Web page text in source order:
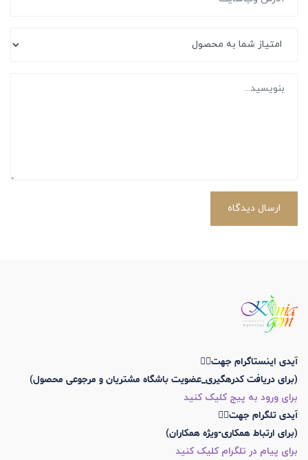
ارسال دیدگاه
آیدی اینستاگرام جهت👇🏼
(برای دریافت کدرهگیری_عضویت باشگاه مشتریان و مرجوعی محصول)
برای ورود به پیج کلیک کنید
آیدی تلگرام جهت👇🏼
(برای ارتباط همکاری-ویژه همکاران)
برای پیام در تلگرام کلیک کنید